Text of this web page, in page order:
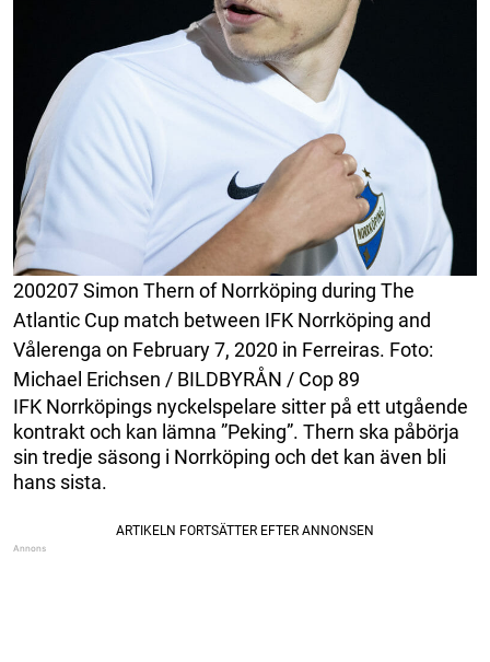
200207 Simon Thern of Norrköping during The
Atlantic Cup match between IFK Norrköping and
Vålerenga on February 7, 2020 in Ferreiras. Foto:
Michael Erichsen / BILDBYRÅN / Cop 89
IFK Norrköpings nyckelspelare sitter på ett utgående
kontrakt och kan lämna ”Peking”. Thern ska påbörja
sin tredje säsong i Norrköping och det kan även bli
hans sista.